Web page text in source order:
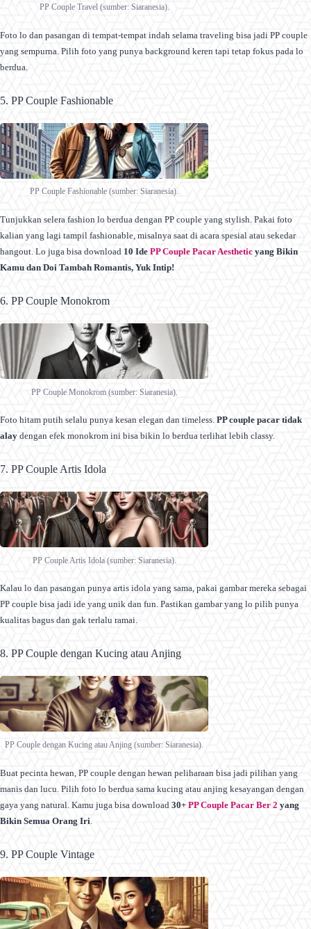
PP Couple Travel (sumber: Siaranesia).
Foto lo dan pasangan di tempat-tempat indah selama traveling bisa jadi PP couple
yang sempurna. Pilih foto yang punya background keren tapi tetap fokus pada lo
berdua.
5. PP Couple Fashionable
PP Couple Fashionable (sumber: Siaranesia).
Tunjukkan selera fashion lo berdua dengan PP couple yang stylish. Pakai foto
kalian yang lagi tampil fashionable, misalnya saat di acara spesial atau sekedar
hangout. Lo juga bisa download 10 Ide PP Couple Pacar Aesthetic yang Bikin
Kamu dan Doi Tambah Romantis, Yuk Intip!
6. PP Couple Monokrom
PP Couple Monokrom (sumber: Siaranesia).
Foto hitam putih selalu punya kesan elegan dan timeless. PP couple pacar tidak
alay dengan efek monokrom ini bisa bikin lo berdua terlihat lebih classy.
7. PP Couple Artis Idola
PP Couple Artis Idola (sumber: Siaranesia).
Kalau lo dan pasangan punya artis idola yang sama, pakai gambar mereka sebagai
PP couple bisa jadi ide yang unik dan fun. Pastikan gambar yang lo pilih punya
kualitas bagus dan gak terlalu ramai.
8. PP Couple dengan Kucing atau Anjing
PP Couple dengan Kucing atau Anjing (sumber: Siaranesia).
Buat pecinta hewan, PP couple dengan hewan peliharaan bisa jadi pilihan yang
manis dan lucu. Pilih foto lo berdua sama kucing atau anjing kesayangan dengan
gaya yang natural. Kamu juga bisa download 30+ PP Couple Pacar Ber 2 yang
Bikin Semua Orang Iri
9. PP Couple Vintage